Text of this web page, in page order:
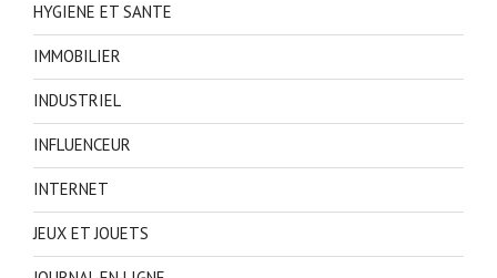
HYGIENE ET SANTE
IMMOBILIER
INDUSTRIEL
INFLUENCEUR
INTERNET
JEUX ET JOUETS